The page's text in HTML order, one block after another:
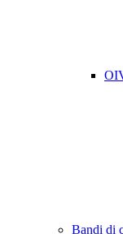
Bandi di